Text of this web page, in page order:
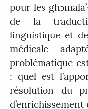
pour les
de la
linguistique et
médicale
problématique
: quel est
résolution du
d’enrichissement